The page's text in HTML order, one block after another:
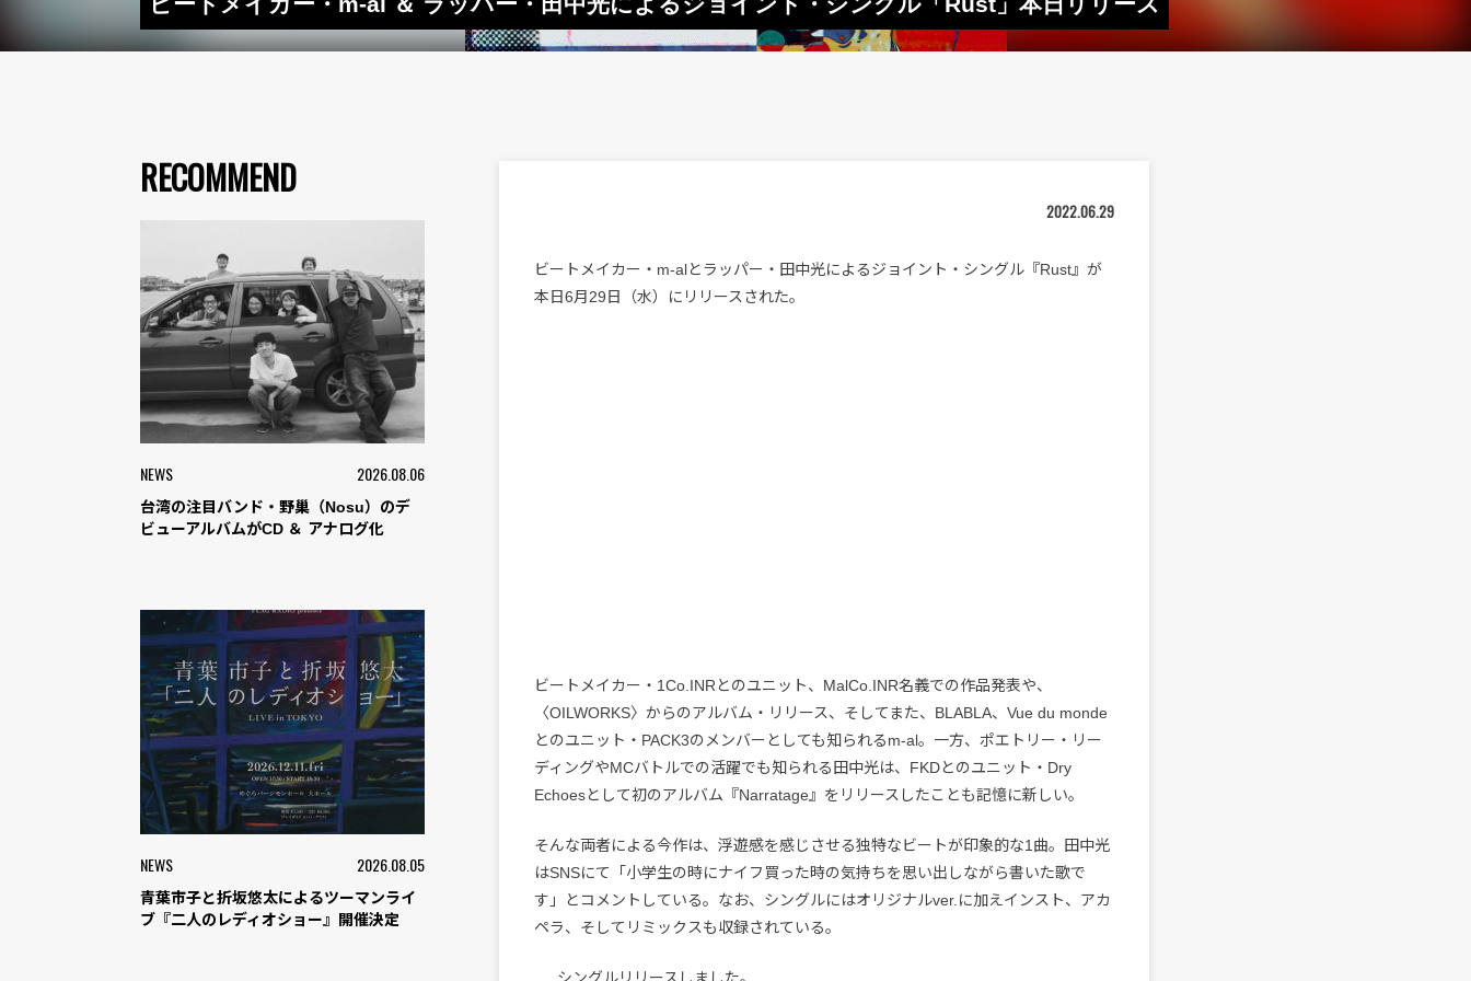
RECOMMEND
NEWS 2026.08.06
台湾の注目バンド・野巢（Nosu）のデ
ビューアルバムがCD ＆ アナログ化
NEWS 2026.08.05
青葉市子と折坂悠太によるツーマンライ
ブ『二人のレディオショー』開催決定
2022.06.29
ビートメイカー・m-alとラッパー・田中光によるジョイント・シングル『Rust』が
本日6月29日（水）にリリースされた。
ビートメイカー・1Co.INRとのユニット、MalCo.INR名義での作品発表や、
〈OILWORKS〉からのアルバム・リリース、そしてまた、BLABLA、Vue du monde
とのユニット・PACK3のメンバーとしても知られるm-al。一方、ポエトリー・リー
ディングやMCバトルでの活躍でも知られる田中光は、FKDとのユニット・Dry
Echoesとして初のアルバム『Narratage』をリリースしたことも記憶に新しい。
そんな両者による今作は、浮遊感を感じさせる独特なビートが印象的な1曲。田中光
はSNSにて「小学生の時にナイフ買った時の気持ちを思い出しながら書いた歌で
す」とコメントしている。なお、シングルにはオリジナルver.に加えインスト、アカ
ペラ、そしてリミックスも収録されている。